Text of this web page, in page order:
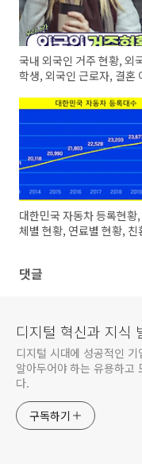
국내 외국인 거주 현황, 외
학생, 외국인 근로자, 결혼
대한민국 자동차 등록현황
체별 현황, 연료별 현황, 친
댓글
디지털 혁신과 지식
디지털 시대에 성공적인
알아두어야 하는 유용하고
다.
구독하기